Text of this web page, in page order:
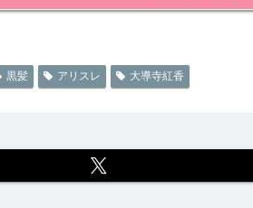
黒髪 アリスレ 大導寺紅香